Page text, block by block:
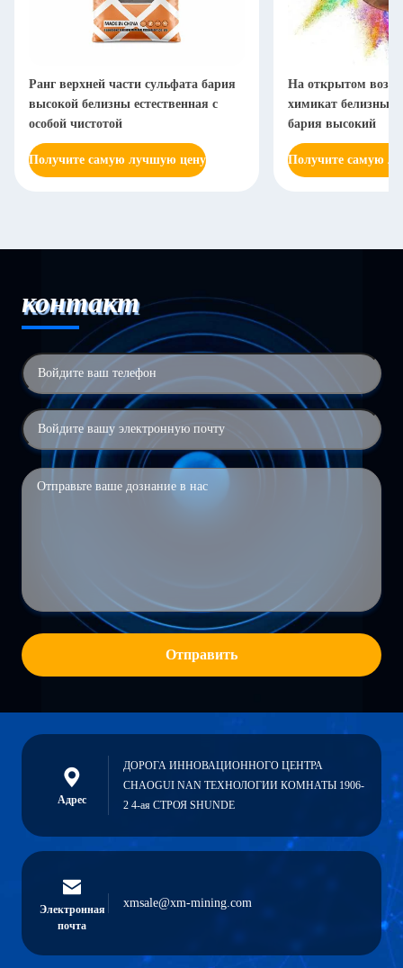
Ранг верхней части сульфата бария
высокой белизны естественная с
особой чистотой
Получите самую лучшую цену
На открытом
химикат белизны
бария высокий
Получите самую
контакт
Отправить
Адрес
ДОРОГА ИННОВАЦИОННОГО ЦЕНТРА
CHAOGUI NAN ТЕХНОЛОГИИ КОМНАТЫ 1906-
2 4-ая СТРОЯ SHUNDE
Электронная
почта
xmsale@xm-mining.com